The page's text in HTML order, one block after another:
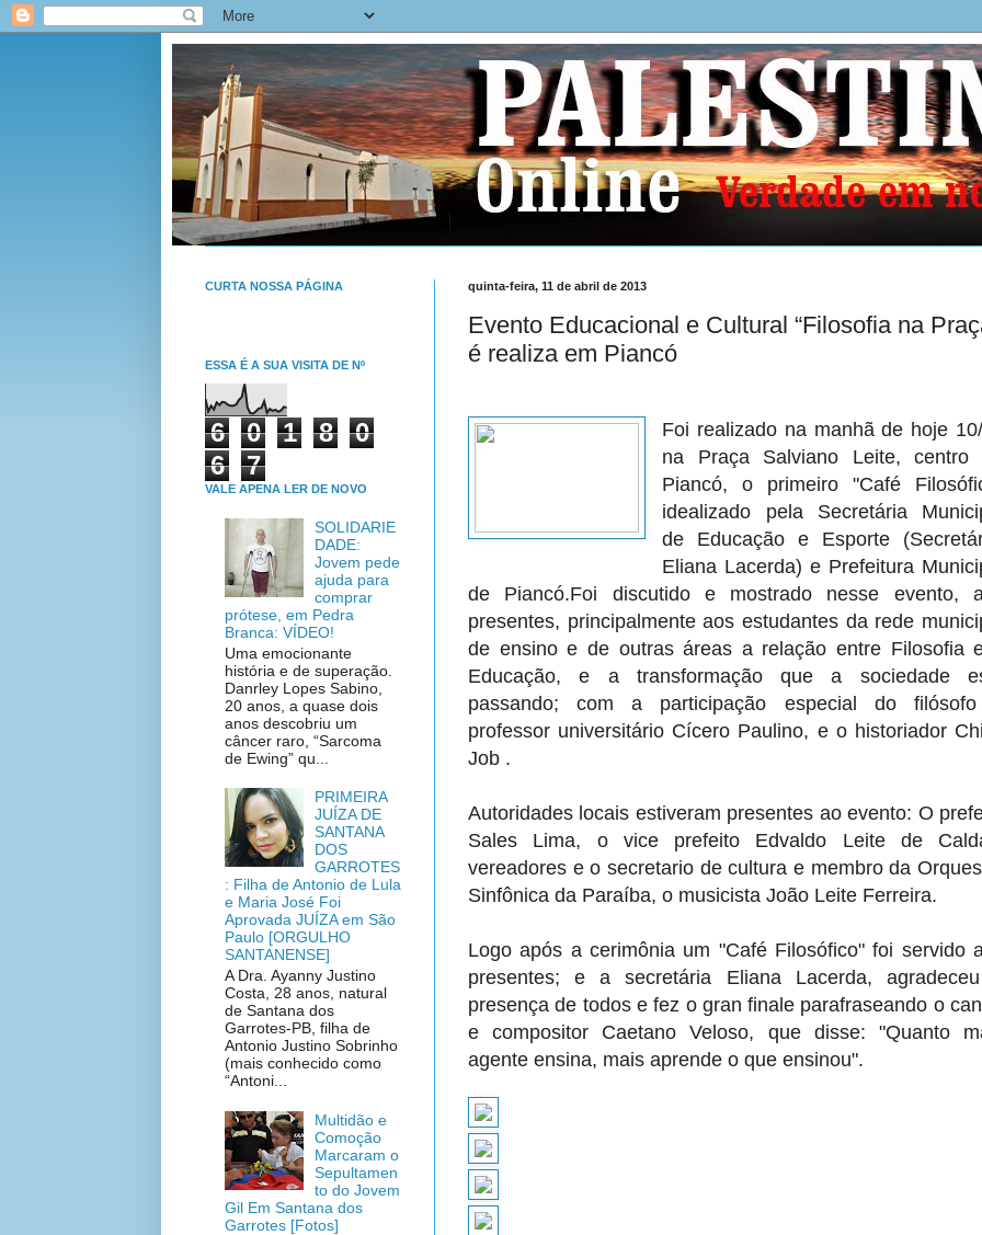
quinta-feira, 11 de abril de 2013
Evento Educacional e Cultural “Filosofia na
é realiza em Piancó
Foi realizado na manhã de hoje
na Praça Salviano Leite, centro
Piancó, o primeiro "Café
idealizado pela Secretária
de Educação e Esporte
Eliana Lacerda) e Prefeitura
de Piancó.Foi discutido e mostrado nesse evento,
presentes, principalmente aos estudantes da rede
de ensino e de outras áreas a relação entre Filosofia
Educação, e a transformação que a sociedade
passando; com a participação especial do
professor universitário Cícero Paulino, e o historiador
Job .
Autoridades locais estiveram presentes ao evento: O
Sales Lima, o vice prefeito Edvaldo Leite de
vereadores e o secretario de cultura e membro da
Sinfônica da Paraíba, o musicista João Leite Ferreira.
Logo após a cerimônia um "Café Filosófico" foi servido
presentes; e a secretária Eliana Lacerda,
presença de todos e fez o gran finale parafraseando o
e compositor Caetano Veloso, que disse: "Quanto
agente ensina, mais aprende o que ensinou".
CURTA NOSSA PÁGINA
ESSA É A SUA VISITA DE Nº
6 0 1 8
0
6
7
VALE APENA LER DE NOVO
SOLIDARIE
DADE:
Jovem pede
ajuda para
comprar
prótese, em Pedra
Branca: VÍDEO!
Uma emocionante
história e de superação.
Danrley Lopes Sabino,
20 anos, a quase dois
anos descobriu um
câncer raro, “Sarcoma
de Ewing” qu...
PRIMEIRA
JUÍZA DE
SANTANA
DOS
GARROTES
: Filha de Antonio de Lula
e Maria José Foi
Aprovada JUÍZA em São
Paulo [ORGULHO
SANTANENSE]
A Dra. Ayanny Justino
Costa, 28 anos, natural
de Santana dos
Garrotes-PB, filha de
Antonio Justino Sobrinho
(mais conhecido como
“Antoni...
Multidão e
Comoção
Marcaram o
Sepultamen
to do Jovem
Gil Em Santana dos
Garrotes [Fotos]